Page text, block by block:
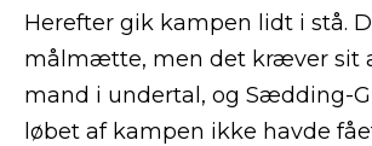
Herefter gik kampen lidt i stå.
målmætte, men det kræver sit
mand i undertal, og Sædding-
løbet af kampen ikke havde